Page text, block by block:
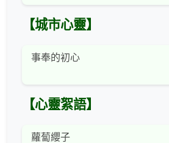
【城市心靈】
事奉的初心
【心靈絮語】
蘿蔔纓子